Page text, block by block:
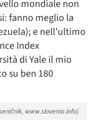
mondiale non
fanno meglio la
e nell’ultimo
Index
di Yale il mio
su ben 180
www.slovenia.info)